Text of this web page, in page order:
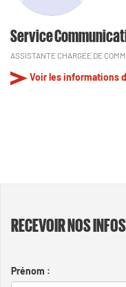
Service
ASSISTANTE CHARGÉE DE
Voir les informations
RECEVOIR NOS INFOS
Prénom :